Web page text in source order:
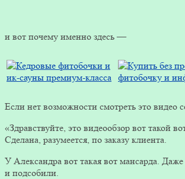
и вот почему именно здесь —
Если нет возможности смотреть это видео
«Здравствуйте, это видеообзор вот такой
Сделана, разумеется, по заказу клиента.
У Александра вот такая вот мансарда.
и подсобили.